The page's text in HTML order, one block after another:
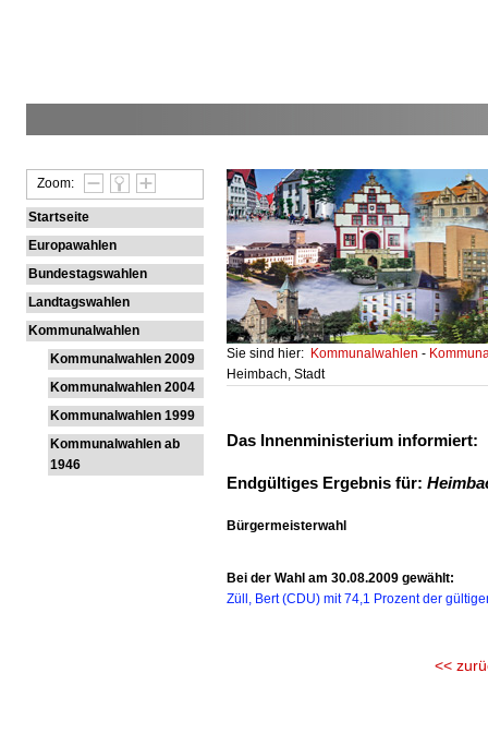
Zoom:
Startseite
Europawahlen
Bundestagswahlen
Landtagswahlen
Kommunalwahlen
Kommunalwahlen 2009
Kommunalwahlen 2004
Kommunalwahlen 1999
Kommunalwahlen ab
1946
Sie sind hier: Kommunalwahlen-
Heimbach, Stadt
Das Innenministerium informiert:
Endgültiges Ergebnis für:
Bürgermeisterwahl
Bei der Wahl am 30.08.2009 gewählt:
Züll, Bert (CDU) mit 74,1 Prozent der
<<